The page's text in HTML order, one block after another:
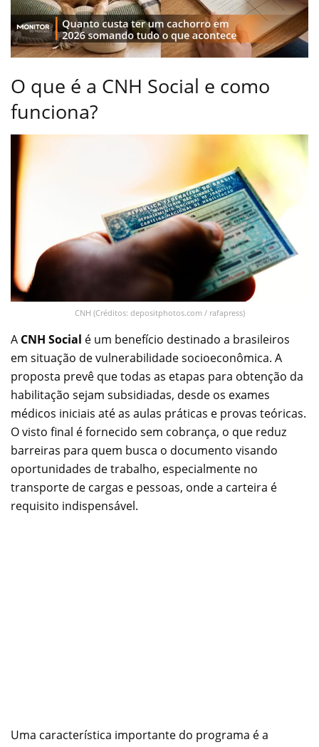
O que é a CNH Social e como
funciona?
CNH (Créditos: depositphotos.com / rafapress)
A CNH Social é um benefício destinado a brasileiros
em situação de vulnerabilidade socioeconômica. A
proposta prevê que todas as etapas para obtenção da
habilitação sejam subsidiadas, desde os exames
médicos iniciais até as aulas práticas e provas teóricas.
O visto final é fornecido sem cobrança, o que reduz
barreiras para quem busca o documento visando
oportunidades de trabalho, especialmente no
transporte de cargas e pessoas, onde a carteira é
requisito indispensável.
Uma característica importante do programa é a